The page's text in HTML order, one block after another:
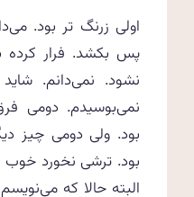
اولی زرنگ تر بود.
پس بکشد. فرار
نشود. نمی‌دانم.
نمی‌بوسیدم. دومی
بود. ولی دومی چیز
بود. ترشی نخورد